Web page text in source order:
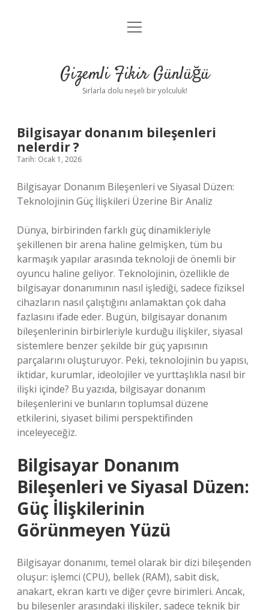
Anasayfa
Yasal Uyarı
menüyü
Gizemli Fikir Günlüğü
Sırlarla dolu neşeli bir yolculuk!
Bilgisayar donanım bileşenleri
nelerdir ?
Tarih: Ocak 1, 2026
Bilgisayar Donanım Bileşenleri ve Siyasal Düzen:
Teknolojinin Güç İlişkileri Üzerine Bir Analiz
Dünya, birbirinden farklı güç dinamikleriyle
şekillenen bir arena haline gelmişken, tüm bu
karmaşık yapılar arasında teknoloji de önemli bir
oyuncu haline geliyor. Teknolojinin, özellikle de
bilgisayar donanımının nasıl işlediği, sadece fiziksel
cihazların nasıl çalıştığını anlamaktan çok daha
fazlasını ifade eder. Bugün, bilgisayar donanım
bileşenlerinin birbirleriyle kurduğu ilişkiler, siyasal
sistemlere benzer şekilde bir güç yapısının
parçalarını oluşturuyor. Peki, teknolojinin bu yapısı,
iktidar, kurumlar, ideolojiler ve yurttaşlıkla nasıl bir
ilişki içinde? Bu yazıda, bilgisayar donanım
bileşenlerini ve bunların toplumsal düzene
etkilerini, siyaset bilimi perspektifinden
inceleyeceğiz.
Bilgisayar Donanım
Bileşenleri ve Siyasal Düzen:
Güç İlişkilerinin
Görünmeyen Yüzü
Bilgisayar donanımı, temel olarak bir dizi bileşenden
oluşur: işlemci (CPU), bellek (RAM), sabit disk,
anakart, ekran kartı ve diğer çevre birimleri. Ancak,
bu bileşenler arasındaki ilişkiler, sadece teknik bir